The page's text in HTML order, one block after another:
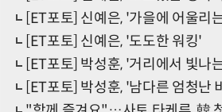
[ET포토] 신예은, '가을에 어울리
[ET포토] 신예은, '도도한 워킹'
[ET포토] 박성훈, '거리에서 빛나
[ET포토] 박성훈, '남다른 엄청난